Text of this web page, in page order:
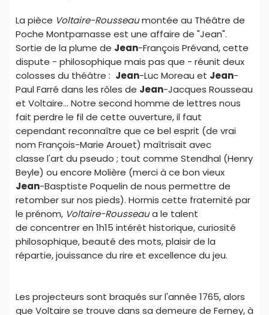
La pièce Voltaire-Rousseaumontée au Théâtre de
Poche Montparnasse est une affaire de "Jean".
Sortie de la plume de Jean-François Prévand, cette
dispute - philosophique mais pas que - réunit deux
colosses du théâtre : Jean-Luc Moreau et Jean-
Paul Farré dans les rôles de Jean-Jacques Rousseau
et Voltaire... Notre second homme de lettres nous
fait perdre le fil de cette ouverture, il faut
cependant reconnaître que ce bel esprit (de vrai
nom François-Marie Arouet) maîtrisait avec
classe l'art du pseudo ; tout comme Stendhal (Henry
Beyle) ou encore Molière (merci à ce bon vieux
Jean-Basptiste Poquelin de nous permettre de
retomber sur nos pieds). Hormis cette fraternité par
le prénom, Voltaire-Rousseaua le talent
de concentrer en 1h15 intérêt historique, curiosité
philosophique, beauté des mots, plaisir de la
répartie, jouissance du rire et excellence du jeu.
Les projecteurs sont braqués sur l'année 1765, alors
que Voltaire se trouve dans sa demeure de Ferney, à